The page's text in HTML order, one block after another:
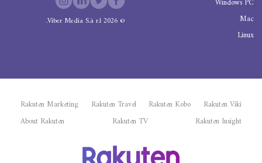
Mac
Linux
©
2026
Viber Media S.à r.l.
Rakuten Viki
Rakuten Kobo
Rakuten Travel
Rakuten Marketing
Rakuten Insight
Rakuten TV
About Rakuten